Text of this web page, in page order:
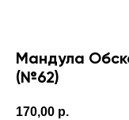
Мандула
(№62)
170,00 р.